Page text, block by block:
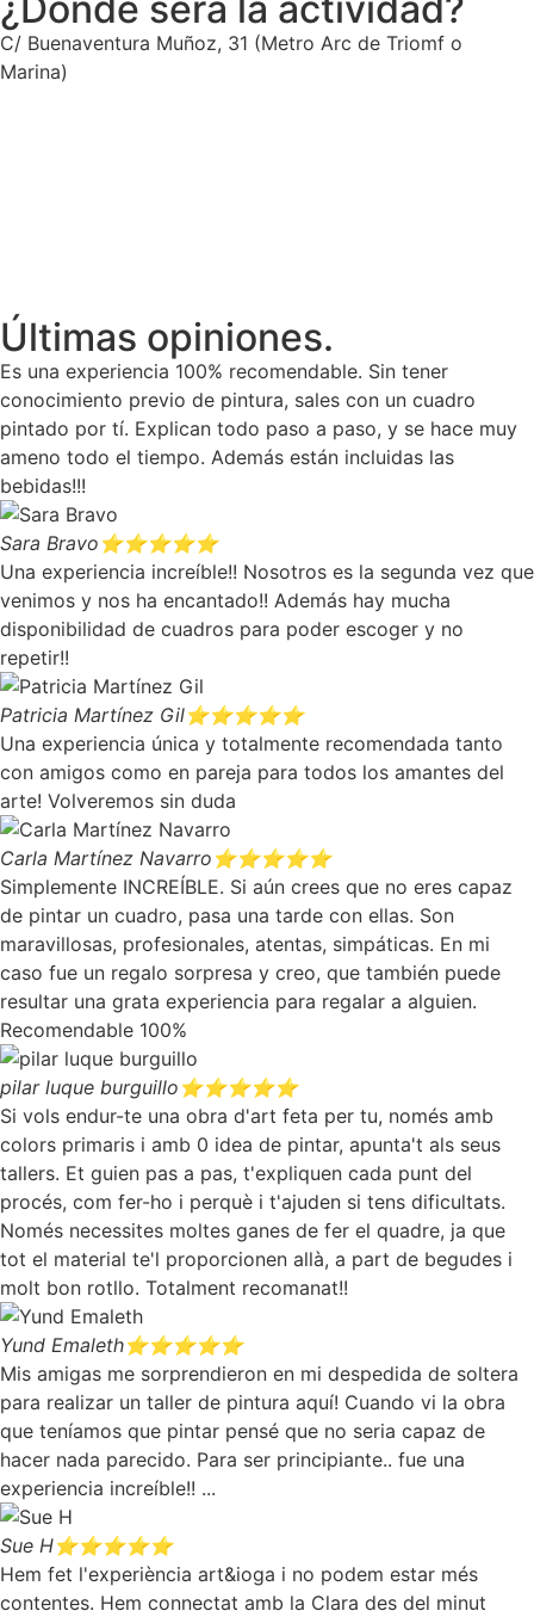
C/ Buenaventura Muñoz, 31 (Metro Arc de Triomf o
Marina)
Últimas opiniones.
Es una experiencia 100% recomendable. Sin tener
conocimiento previo de pintura, sales con un cuadro
pintado por tí. Explican todo paso a paso, y se hace muy
ameno todo el tiempo. Además están incluidas las
bebidas!!!
Sara Bravo ⭐⭐⭐⭐⭐
Una experiencia increíble!! Nosotros es la segunda vez que
venimos y nos ha encantado!! Además hay mucha
disponibilidad de cuadros para poder escoger y no
repetir!!
Patricia Martínez Gil⭐⭐⭐⭐⭐
Una experiencia única y totalmente recomendada tanto
con amigos como en pareja para todos los amantes del
arte! Volveremos sin duda
Carla Martínez Navarro ⭐⭐⭐⭐⭐
Simplemente INCREÍBLE. Si aún crees que no eres capaz
de pintar un cuadro, pasa una tarde con ellas. Son
maravillosas, profesionales, atentas, simpáticas. En mi
caso fue un regalo sorpresa y creo, que también puede
resultar una grata experiencia para regalar a alguien.
Recomendable 100%
pilar luque burguillo ⭐⭐⭐⭐⭐
Si vols endur-te una obra d'art feta per tu, només amb
colors primaris i amb 0 idea de pintar, apunta't als seus
tallers. Et guien pas a pas, t'expliquen cada punt del
procés, com fer-ho i perquè i t'ajuden si tens dificultats.
Només necessites moltes ganes de fer el quadre, ja que
tot el material te'l proporcionen allà, a part de begudes i
molt bon rotllo. Totalment recomanat!!
Yund Emaleth⭐⭐⭐⭐⭐
Mis amigas me sorprendieron en mi despedida de soltera
para realizar un taller de pintura aquí! Cuando vi la obra
que teníamos que pintar pensé que no seria capaz de
hacer nada parecido. Para ser principiante.. fue una
experiencia increíble!! ...
Sue H⭐⭐⭐⭐⭐
Hem fet l'experiència art&ioga i no podem estar més
contentes. Hem connectat amb la Clara des del minut